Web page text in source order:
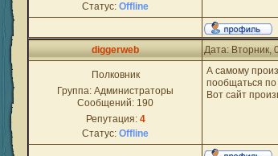
Статус: Offline
diggerweb Дата: Вторник,
Полковник
Группа: Администраторы
Сообщений: 190
Репутация: 4
Статус: Offline
А самому
пообщаться по
Вот сайт